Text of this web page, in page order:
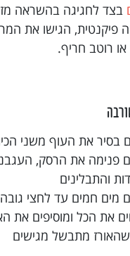
בצד לחגיגה בהשראה
פיקנטית, הגישו את
רוטב חריף.
בסיר את העוף משני
פנימה את הרסק,
והתבלינים
מים חמים עד לחצי
את הכל ומוסיפים את
מתבשל מגישים